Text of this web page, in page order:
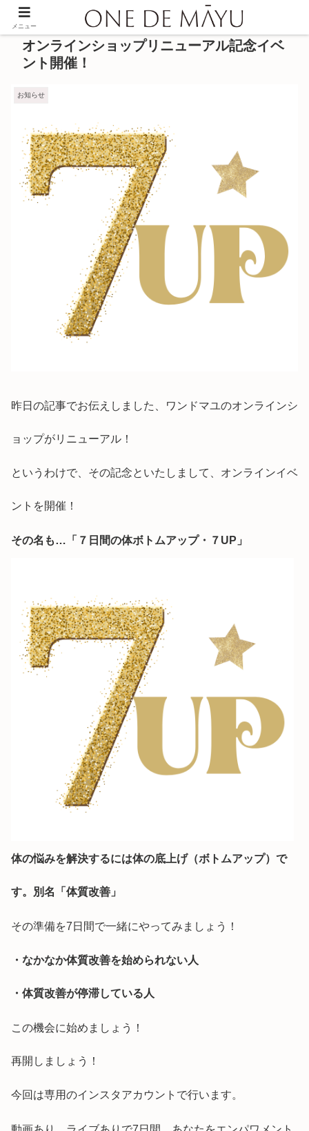
オンラインショップリニューアル記念イベ
ント開催！
お知らせ
昨日の記事でお伝えしました、ワンドマユのオンラインシ
ョップがリニューアル！
というわけで、その記念といたしまして、オンラインイベ
ントを開催！
その名も…「７日間の体ボトムアップ・７UP」
体の悩みを解決するには体の底上げ（ボトムアップ）で
す。別名「体質改善」
その準備を7日間で一緒にやってみましょう！
・なかなか体質改善を始められない人
・体質改善が停滞している人
この機会に始めましょう！
再開しましょう！
今回は専用のインスタアカウントで行います。
メニュー